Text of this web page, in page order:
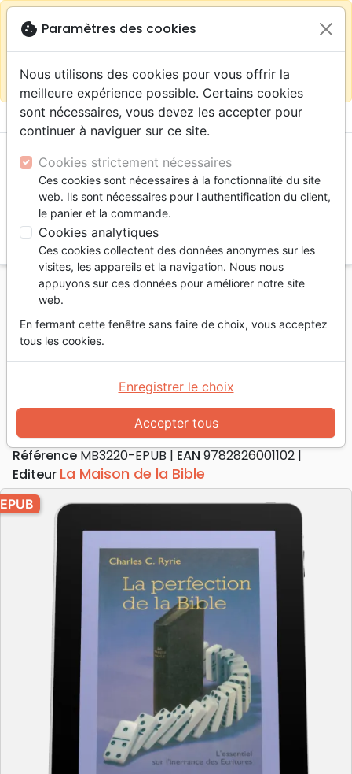
Continuer sur le site France close
warningSelon votre
localisation (États-
sur la boutique La Maison de la Bible Suisse
menu shopping_cart
Accueil eBooks
Doctrine
l'inerrance de la Bible - Ebook
La Perfection de la Bible
L'essentiel sur l'inerrance de la Bible -
Ebook
Auteur : Charles C. Ryrie
Référence MB3220-EPUB EAN 9782826001102
Editeur La Maison de la Bible
EPUB
cookie Paramètres des cookies
Nous utilisons des cookies pour vous offrir la
meilleure expérience possible. Certains cookies
sont nécessaires, vous devez les accepter pour
continuer à naviguer sur ce site.
Cookies strictement nécessaires
Ces cookies sont nécessaires à la fonctionnalité du site
web. Ils sont nécessaires pour l'authentification du client,
le panier et la commande.
Cookies analytiques
Ces cookies collectent des données anonymes sur les
visites, les appareils et la navigation. Nous nous
appuyons sur ces données pour améliorer notre site
web.
En fermant cette fenêtre sans faire de choix, vous acceptez
tous les cookies.
Accepter tous
Enregistrer le choix